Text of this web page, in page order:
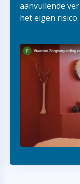
aanvullende
het eigen risico.